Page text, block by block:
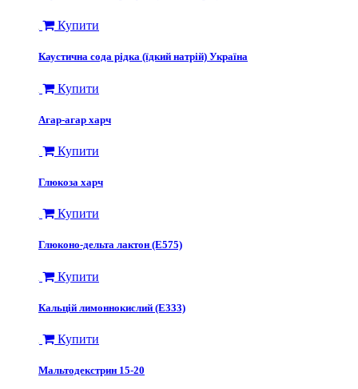
Купити
Каустична сода рідка (їдкий натрій) Україна
Купити
Агар-агар харч
Купити
Глюкоза харч
Купити
Глюконо-дельта лактон (Е575)
Купити
Кальцій лимоннокислий (Е333)
Купити
Мальтодекстрин 15-20